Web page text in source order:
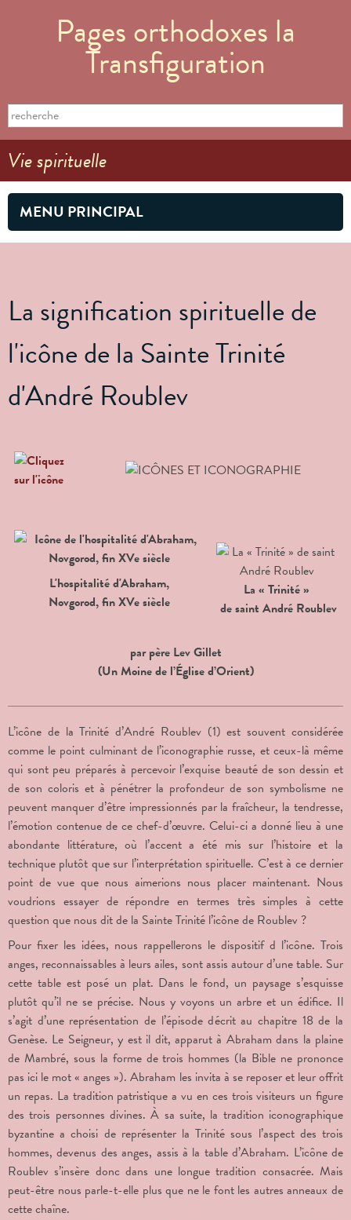
contenu
principal
Pages orthodoxes la
Transfiguration
Formulaire de recherche
Search this site
Vie spirituelle
MENU PRINCIPAL
La signification spirituelle de
l'icône de la Sainte Trinité
d'André Roublev
L'hospitalité d'Abraham,
Novgorod, fin XVe siècle
La « Trinité »
de saint André Roublev
par père Lev Gillet
(Un Moine de l’Église d’Orient)
L’icône de la Trinité d’André Roublev (1) est souvent considérée
comme le point culminant de l’iconographie russe, et ceux-là même
qui sont peu préparés à percevoir l’exquise beauté de son dessin et
de son coloris et à pénétrer la profondeur de son symbolisme ne
peuvent manquer d’être impressionnés par la fraîcheur, la tendresse,
l’émotion contenue de ce chef-d’œuvre. Celui-ci a donné lieu à une
abondante littérature, où l’accent a été mis sur l’histoire et la
technique plutôt que sur l’interprétation spirituelle. C’est à ce dernier
point de vue que nous aimerions nous placer maintenant. Nous
voudrions essayer de répondre en termes très simples à cette
question que nous dit de la Sainte Trinité l’icône de Roublev ?
Pour fixer les idées, nous rappellerons le dispositif d l’icône. Trois
anges, reconnaissables à leurs ailes, sont assis autour d’une table. Sur
cette table est posé un plat. Dans le fond, un paysage s’esquisse
plutôt qu’il ne se précise. Nous y voyons un arbre et un édifice. Il
s’agit d’une représentation de l’épisode décrit au chapitre 18 de la
Genèse. Le Seigneur, y est il dit, apparut à Abraham dans la plaine
de Mambré, sous la forme de trois hommes (la Bible ne prononce
pas ici le mot « anges »). Abraham les invita à se reposer et leur offrit
un repas. La tradition patristique a vu en ces trois visiteurs un figure
des trois personnes divines. À sa suite, la tradition iconographique
byzantine a choisi de représenter la Trinité sous l’aspect des trois
hommes, devenus des anges, assis à la table d’Abraham. L’icône de
Roublev s’insère donc dans une longue tradition consacrée. Mais
peut-être nous parle-t-elle plus que ne le font les autres anneaux de
cette chaîne.